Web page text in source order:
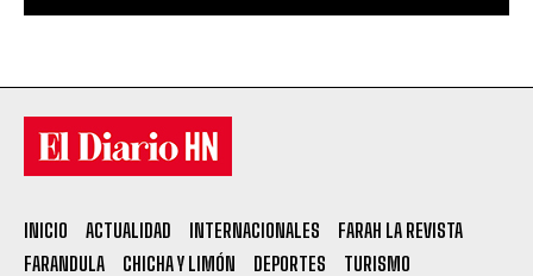
INICIO ACTUALIDAD INTERNACIONALES
FARAH LA REVISTA
FARANDULA
CHICHA Y LIMÓN DEPORTES TURISMO